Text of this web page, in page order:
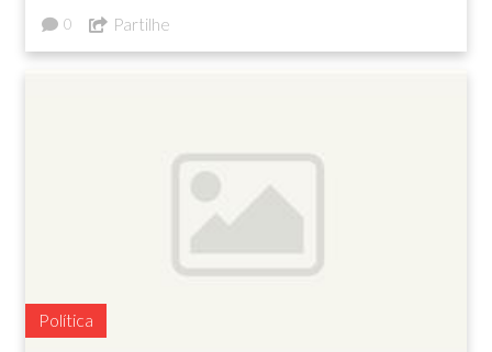
0 Partilhe
Política